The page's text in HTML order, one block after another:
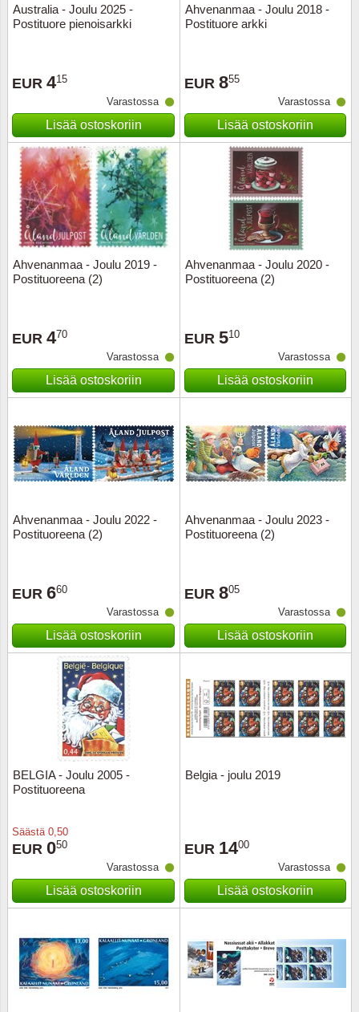
Australia - Joulu 2025 -
Postituore pienoisarkki
EUR 415
Varastossa
Lisää ostoskoriin
Ahvenanmaa - Joulu 2018 -
Postituore arkki
EUR 855
Varastossa
Lisää ostoskoriin
Ahvenanmaa - Joulu 2019 -
Postituoreena (2)
EUR 470
Varastossa
Lisää ostoskoriin
Ahvenanmaa - Joulu 2020 -
Postituoreena (2)
EUR 510
Varastossa
Lisää ostoskoriin
Ahvenanmaa - Joulu 2022 -
Postituoreena (2)
EUR 660
Varastossa
Lisää ostoskoriin
Ahvenanmaa - Joulu 2023 -
Postituoreena (2)
EUR 805
Varastossa
Lisää ostoskoriin
BELGIA - Joulu 2005 -
Postituoreena
Säästä 0,50
EUR 050
Varastossa
Lisää ostoskoriin
Belgia - joulu 2019
EUR 1400
Varastossa
Lisää ostoskoriin
Länsi-
Malta
San
Sveitsi
Unkari
Uusi